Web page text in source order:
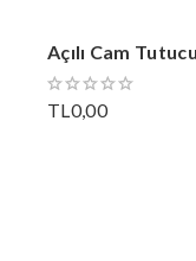
Açılı Cam Tutucu
TL0,00